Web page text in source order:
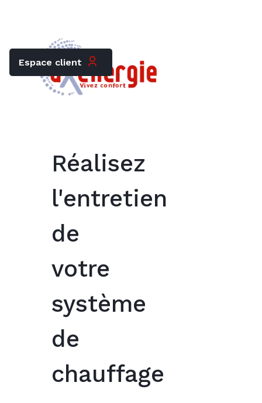
Espace client
Réalisez
l'entretien
de
votre
système
de
chauffage